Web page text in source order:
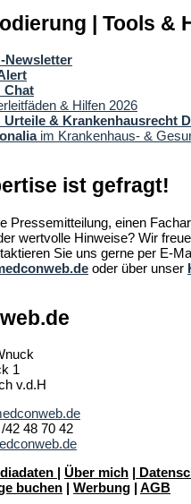
| Tools &
Newsletter
Chat
& Hilfen 2026
Urteile & Krankenhausrecht
im Krankenhaus- &
ist gefragt!
Pressemitteilung, einen
wertvolle Hinweise? Wir
Sie uns gerne per E-
oder über unser
1
v.d.H
42 48 70 42
| Über mich |
buchen | Werbung | AGB